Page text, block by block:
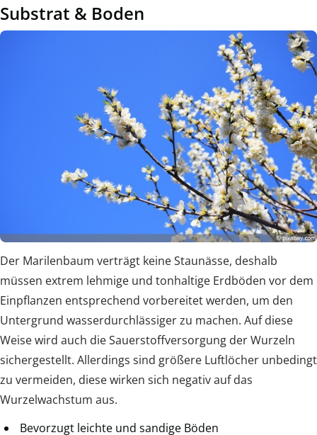
Substrat & Boden
Der Marilenbaum verträgt keine Staunässe, deshalb
müssen extrem lehmige und tonhaltige Erdböden vor dem
Einpflanzen entsprechend vorbereitet werden, um den
Untergrund wasserdurchlässiger zu machen. Auf diese
Weise wird auch die Sauerstoffversorgung der Wurzeln
sichergestellt. Allerdings sind größere Luftlöcher unbedingt
zu vermeiden, diese wirken sich negativ auf das
Wurzelwachstum aus.
Bevorzugt leichte und sandige Böden